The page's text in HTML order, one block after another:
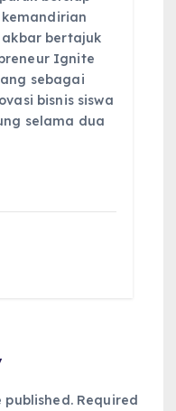
bertajuk
Ignite
sebagai
bisnis siswa
selama dua
published. Required